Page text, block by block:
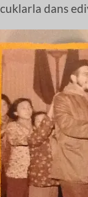
dans